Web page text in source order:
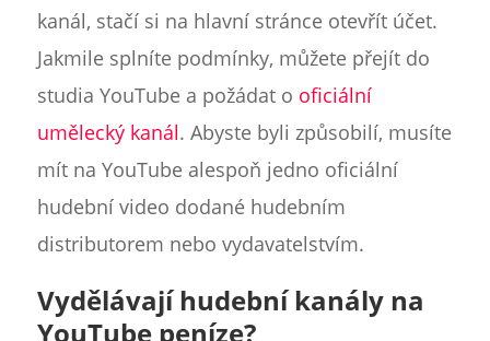
kanál, stačí si na hlavní stránce otevřít účet.
Jakmile splníte podmínky, můžete přejít do
studia YouTube a požádat o oficiální
umělecký kanál. Abyste byli způsobilí, musíte
mít na YouTube alespoň jedno oficiální
hudební video dodané hudebním
distributorem nebo vydavatelstvím.
Vydělávají hudební kanály na
YouTube peníze?